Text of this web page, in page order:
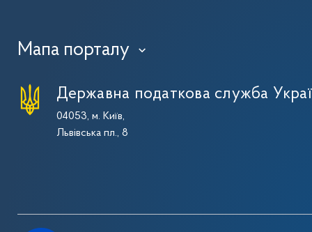
Мапа порталу ›
Державна податкова служба
04053, м. Київ,
Львівська пл., 8